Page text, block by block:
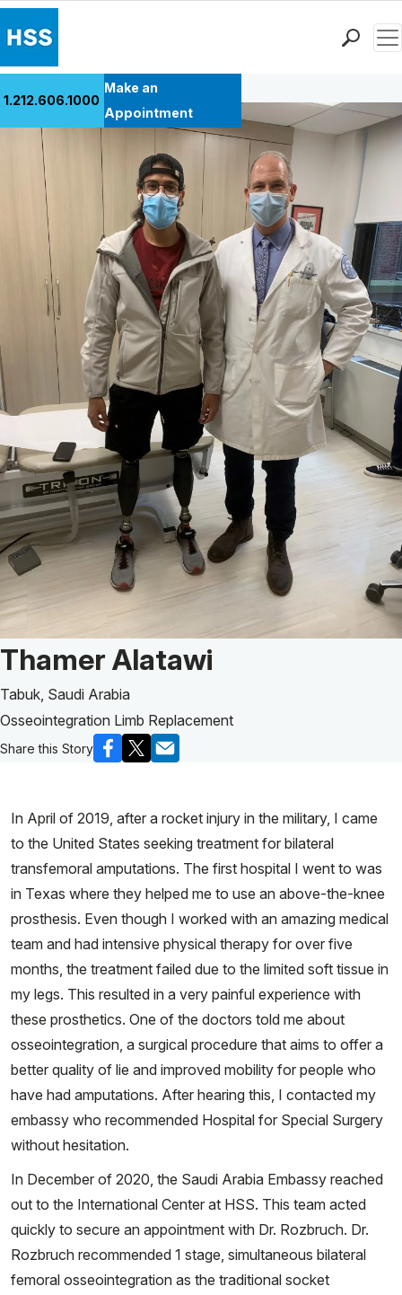
Patient Care
Health Library
Research & Education
Careers
Why Choose HSS
MyHSS Sign In
1.212.606.1000
Make an
Appointment
Back to Patient Stories Overview
Patient Story of:
Thamer Alatawi
Tabuk, Saudi Arabia
Osseointegration Limb Replacement
Share this Story
In April of 2019, after a rocket injury in the military, I came
to the United States seeking treatment for bilateral
transfemoral amputations. The first hospital I went to was
in Texas where they helped me to use an above-the-knee
prosthesis. Even though I worked with an amazing medical
team and had intensive physical therapy for over five
months, the treatment failed due to the limited soft tissue in
my legs. This resulted in a very painful experience with
these prosthetics. One of the doctors told me about
osseointegration, a surgical procedure that aims to offer a
better quality of lie and improved mobility for people who
have had amputations. After hearing this, I contacted my
embassy who recommended Hospital for Special Surgery
without hesitation.
In December of 2020, the Saudi Arabia Embassy reached
out to the International Center at HSS. This team acted
quickly to secure an appointment with Dr. Rozbruch. Dr.
Rozbruch recommended 1 stage, simultaneous bilateral
femoral osseointegration as the traditional socket